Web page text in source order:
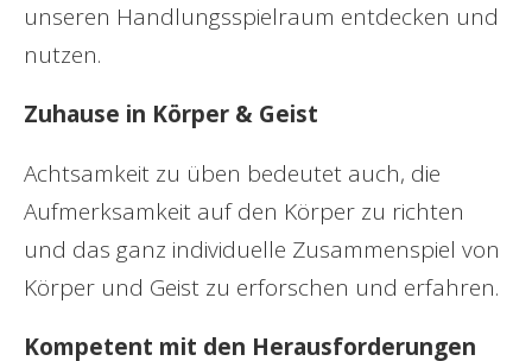
unseren Handlungsspielraum entdecken und
nutzen.
Zuhause in Körper & Geist
Achtsamkeit zu üben bedeutet auch, die
Aufmerksamkeit auf den Körper zu richten
und das ganz individuelle Zusammenspiel von
Körper und Geist zu erforschen und erfahren.
Kompetent mit den Herausforderungen